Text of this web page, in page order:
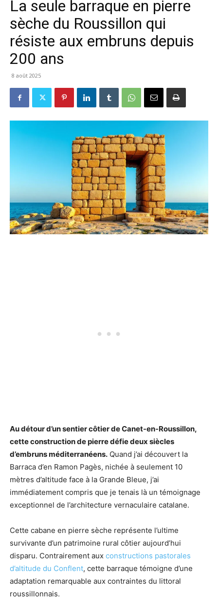
La seule barraque en pierre
sèche du Roussillon qui
résiste aux embruns depuis
200 ans
8 août 2025
Au détour d’un sentier côtier de Canet-en-Roussillon,
cette construction de pierre défie deux siècles
d’embruns méditerranéens. Quand j’ai découvert la
Barraca d’en Ramon Pagès, nichée à seulement 10
mètres d’altitude face à la Grande Bleue, j’ai
immédiatement compris que je tenais là un témoignage
exceptionnel de l’architecture vernaculaire catalane.
Cette cabane en pierre sèche représente l’ultime
survivante d’un patrimoine rural côtier aujourd’hui
disparu. Contrairement aux constructions pastorales
d’altitude du Conflent, cette barraque témoigne d’une
adaptation remarquable aux contraintes du littoral
roussillonnais.